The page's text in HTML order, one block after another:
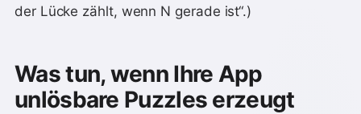
der Lücke zählt, wenn N gerade ist“.)
Was tun, wenn Ihre App
unlösbare Puzzles erzeugt